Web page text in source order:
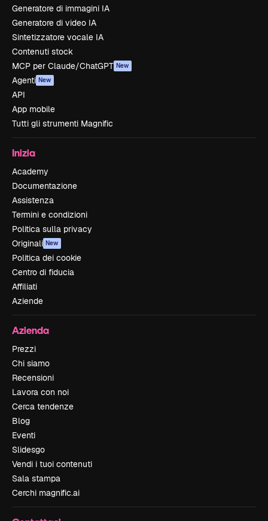
Generatore di immagini IA
Generatore di video IA
Sintetizzatore vocale IA
Contenuti stock
MCP per Claude/ChatGPT New
Agenti New
API
App mobile
Tutti gli strumenti Magnific
Inizia
Academy
Documentazione
Assistenza
Termini e condizioni
Politica sulla privacy
Originali New
Politica dei cookie
Centro di fiducia
Affiliati
Aziende
Azienda
Prezzi
Chi siamo
Recensioni
Lavora con noi
Cerca tendenze
Blog
Eventi
Slidesgo
Vendi i tuoi contenuti
Sala stampa
Cerchi magnific.ai